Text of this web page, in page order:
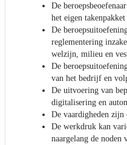
De
het eigen
De
reglementering
welzijn, milieu en
De
van het bedrijf en
De uitvoering van
digitalisering en
De vaardigheden zijn
De werkdruk kan
naargelang de noden